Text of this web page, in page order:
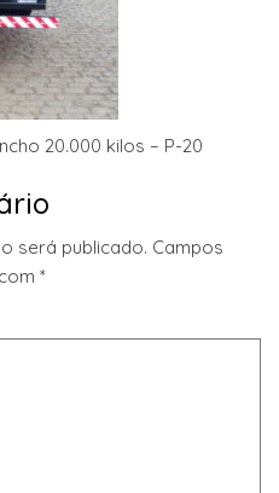
20.000 kilos – P-20
será publicado. Campos
*